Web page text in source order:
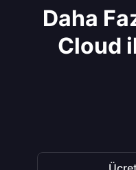
Daha
Cloud